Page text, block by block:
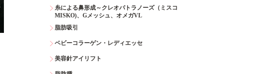
糸による鼻形成～クレオパトラノーズ（ミスコ
MISKO)、Gメッシュ、オメガVL
脂肪吸引
ベビーコラーゲン・レディエッセ
美容針アイリフト